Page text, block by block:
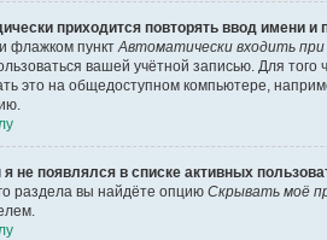
приходится повторять ввод имени и
флажком пункт Автоматически входить
вашей учётной записью. Для
это на общедоступном компьютере,
не появлялся в списке активных
раздела вы найдёте опцию Скрывать моё